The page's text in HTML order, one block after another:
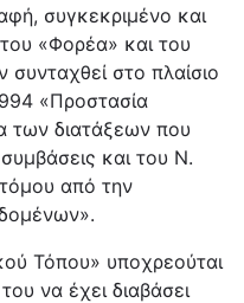
συγκεκριμένο και
«Φορέα» και του
στο πλαίσιο
«Προστασία
των διατάξεων που
και του Ν.
από την
Τόπου» υποχρεούται
να έχει διαβάσει